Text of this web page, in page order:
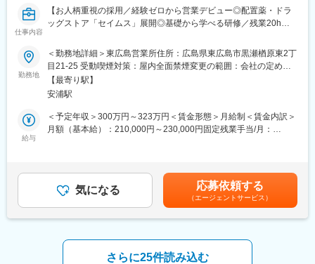
・内勤ですが顧客折衝の機会も多く、対人折衝力や課題解決力が
身につく！
・単なるサポートだけでなく求職者に深く関わるため、人生の転
・営業と共通の売上目標を持つため、実績次第で評価が得やすい
環境。活躍次第で高い報酬を得られます！(賞与で最高評価を得た
方もいます)
https://www.medical-res.co.jp/recruit/culture/interview03/
■働く環境<離職率は業界平均を大きく下回る5％！腰を据えて活
躍可>
・有給取得率(2025年度実績75.7%)/産育休復帰者100％/土日祝休
仕事内容
【お人柄重視の採用／経験ゼロから営業デビュー◎配置薬・ドラ
ッグストア「セイムス」展開◎基礎から学べる研修／残業20h以
■職務内容：
既にお取引のある個人宅・法人のお客様を定期的に訪問し、配置
薬（救急箱）と健康食品の点検・補充・健康相談を行う営業で
す。
「薬を売る」のではなく、「人として信頼される」営業であり、
お客様の体調や生活背景に寄り添い、感謝される仕事です。
月に1回程度のペースでお客様宅を訪問
※社用車（軽自動車）に乗ってお客様宅へ訪問をします。（1件あ
・使用したお薬代金の集金
・健康相談、新商品・サービスのご提案 など
勤務地
＜勤務地詳細＞東広島営業所住所：広島県東広島市黒瀬楢原東2丁
目21-25 受動喫煙対策：屋内全面禁煙変更の範囲：会社の定める
事業所
【最寄り駅】
安浦駅
給与
＜予定年収＞300万円～323万円＜賃金形態＞月給制＜賃金内訳＞
月額（基本給）：210,000円～230,000円固定残業手当/月：
年収は当社規定に基づき、年齢や経験に応じて決定します。・昇
給：年1回（4月）＜モデル給与＞※入社3年目平均基本給＋各種手
当＋業績連動給→総支給月額344,141円※業績連動給：月の予算達
成や売り上げに対して支払われます。賃金はあくまでも目安の金
固定手当を含めた表記です。
気になる 応募依頼する
（エージェントサービス）
さらに25件読み込む